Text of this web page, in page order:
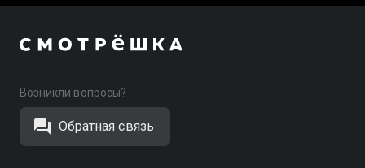
Возникли вопросы?
Обратная связь